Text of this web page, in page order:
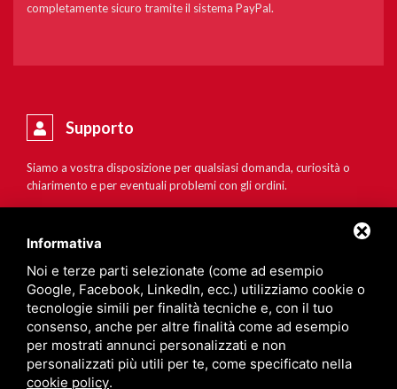
completamente sicuro tramite il sistema PayPal.
Supporto
Siamo a vostra disposizione per qualsiasi domanda, curiosità o
chiarimento e per eventuali problemi con gli ordini.
Informativa
Noi e terze parti selezionate (come ad esempio
Google, Facebook, LinkedIn, ecc.) utilizziamo cookie o
tecnologie simili per finalità tecniche e, con il tuo
consenso, anche per altre finalità come ad esempio
per mostrati annunci personalizzati e non
personalizzati più utili per te, come specificato nella
cookie policy.